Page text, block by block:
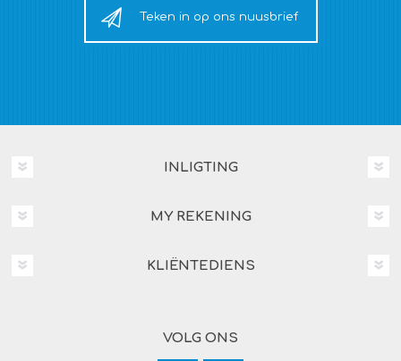
Teken in op ons nuusbrief
INLIGTING
MY REKENING
KLIËNTEDIENS
VOLG ONS